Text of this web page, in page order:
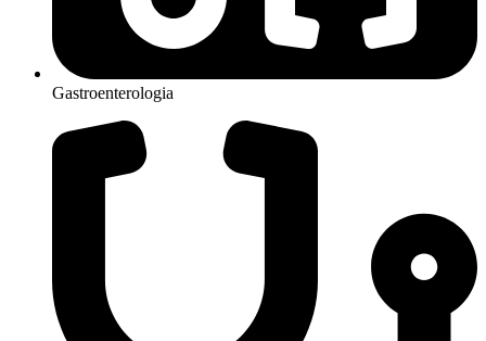
Gastroenterologia